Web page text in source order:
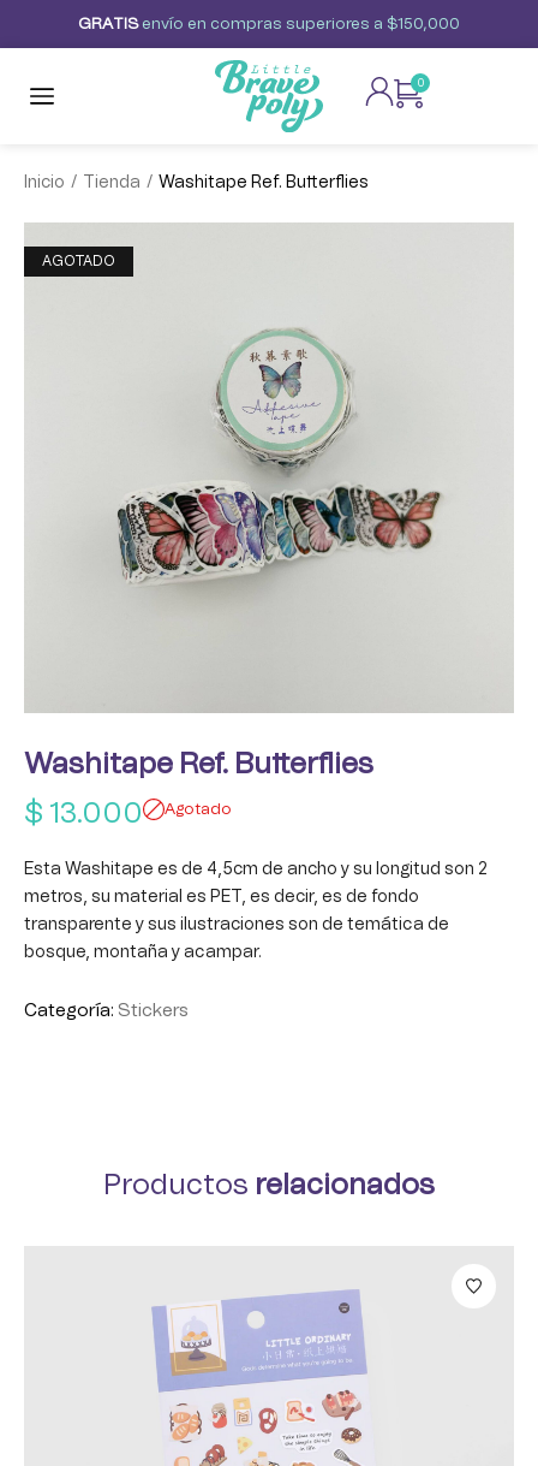
GRAT S envío en compras superiores a $150,000
0
Inicio / Tienda / Washitape Ref. Butterflies
AGOTADO
Washitape Ref. Butterflies
$ 13.000 Agotado
Esta Washitape es de 4,5cm de ancho y su longitud son 2
metros, su material es PET, es decir, es de fondo
transparente y sus ilustraciones son de temática de
bosque, montaña y acampar.
Categoría: Stickers
Productos relacionados